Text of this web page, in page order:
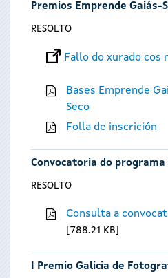
Premios Emprende Gaiás-
RESOLTO
Fallo do xurado cos
Bases Emprende
Seco
Folla de inscrición
Convocatoria do programa
RESOLTO
Consulta a
788.21 KB
I Premio Galicia de